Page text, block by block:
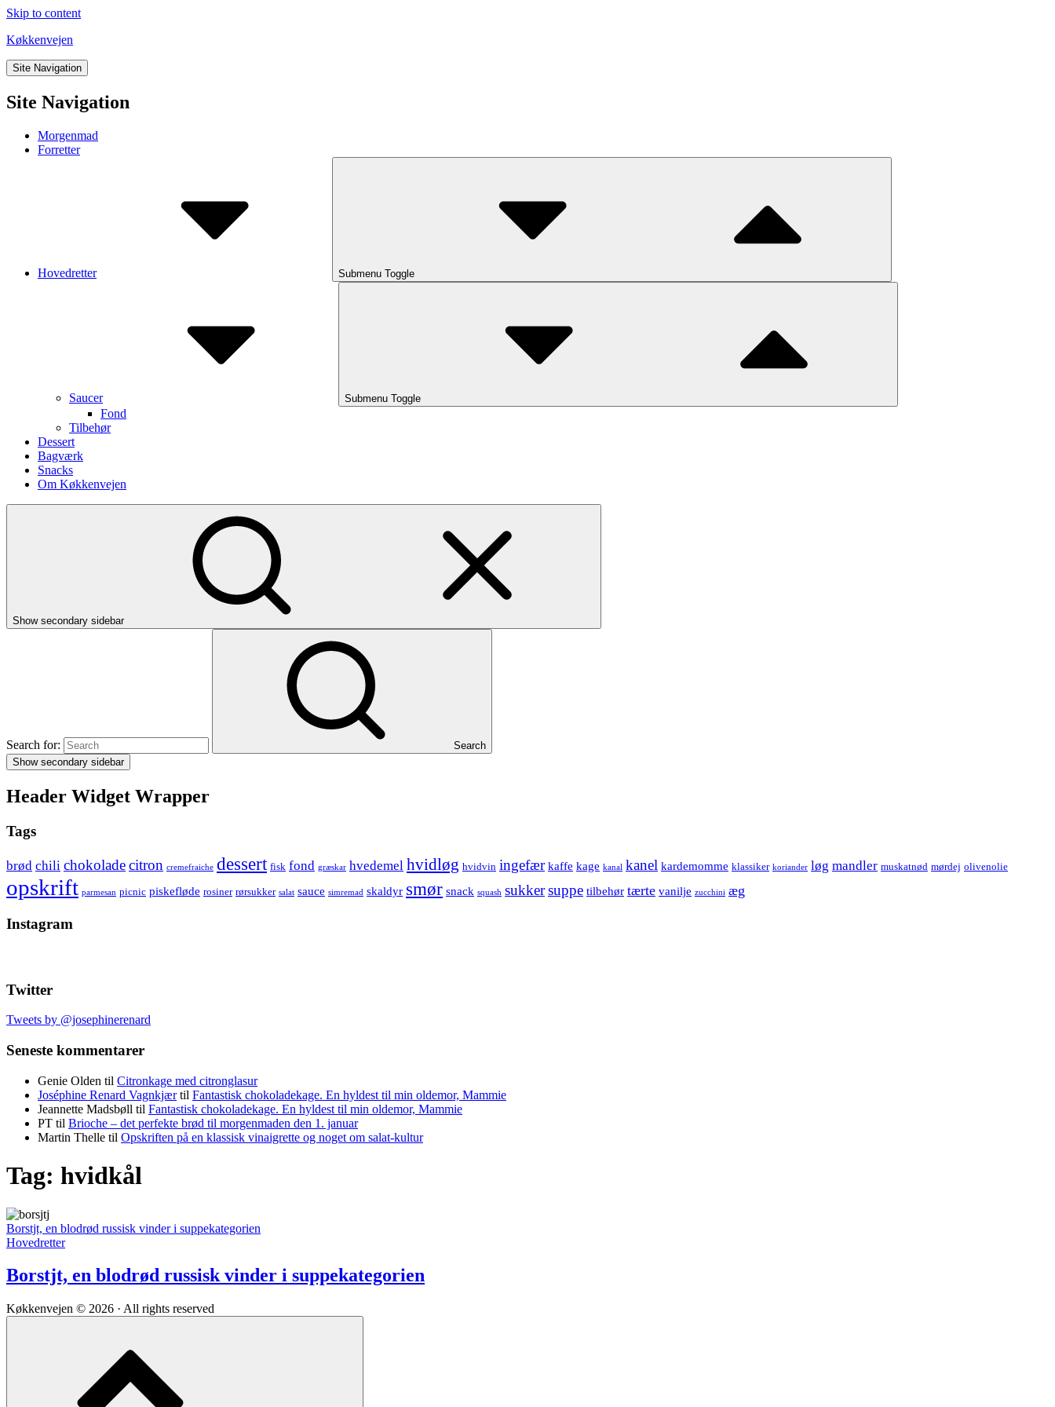
Skip to content
Køkkenvejen
Site Navigation
Site Navigation
Morgenmad
Forretter
Hovedretter Submenu Toggle
Saucer Submenu Toggle
Fond
Tilbehør
Dessert
Bagværk
Snacks
Om Køkkenvejen
Show secondary sidebar
Search for:
Search
Show secondary sidebar
Header Widget Wrapper
Tags
brød chili chokoladecitron cremefraiche dessert fisk fond græskar hvedemel hvidløg hvidvin ingefær kaffe kage kanal kanel kardemomme klassiker koriander løg mandler muskatnød mørdej olivenolie
opskrift parmesan picnic piskefløde rosiner rørsukker salat sauce simremad skaldyr smør snack squash sukkersuppe tilbehør tærte vanilje zucchini æg
Instagram
Twitter
Tweets by @josephinerenard
Seneste kommentarer
Genie Olden til Citronkage med citronglasur
Joséphine Renard Vagnkjærtil Fantastisk chokoladekage. En hyldest til min oldemor, Mammie
Jeannette Madsbøll til Fantastisk chokoladekage. En hyldest til min oldemor, Mammie
PT til Brioche – det perfekte brød til morgenmaden den 1. januar
Martin Thelle til Opskriften på en klassisk vinaigrette og noget om salat-kultur
Tag: hvidkål
Borstjt, en blodrød russisk vinder i suppekategorien
Hovedretter
Borstjt, en blodrød russisk vinder i suppekategorien
Køkkenvejen © 2026 · All rights reserved